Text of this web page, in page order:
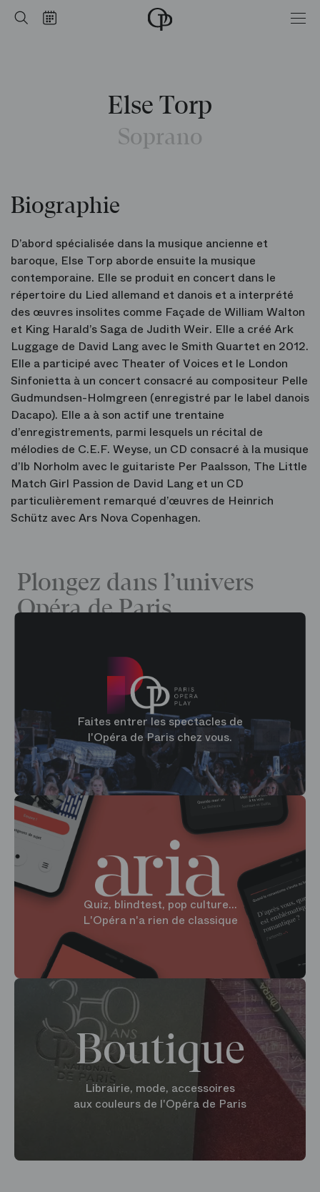
Rechercher
Calendrier Accueil
Else Torp
Soprano
Biographie
D’abord spécialisée dans la musique ancienne et
baroque, Else Torp aborde ensuite la musique
contemporaine. Elle se produit en concert dans le
répertoire du Lied allemand et danois et a interprété
des œuvres insolites comme Façade de William Walton
et King Harald’s Saga de Judith Weir. Elle a créé Ark
Luggage de David Lang avec le Smith Quartet en 2012.
Elle a participé avec Theater of Voices et le London
Sinfonietta à un concert consacré au compositeur Pelle
Gudmundsen-Holmgreen (enregistré par le label danois
Dacapo). Elle a à son actif une trentaine
d’enregistrements, parmi lesquels un récital de
mélodies de C.E.F. Weyse, un CD consacré à la musique
d’Ib Norholm avec le guitariste Per Paalsson, The Little
Match Girl Passion de David Lang et un CD
particulièrement remarqué d’œuvres de Heinrich
Schütz avec Ars Nova Copenhagen.
Plongez dans l’univers
Opéra de Paris
Faites entrer les spectacles de
l'Opéra de Paris chez vous.
Quiz, blindtest, pop culture...
L'Opéra n'a rien de classique
Boutique
Librairie, mode, accessoires
aux couleurs de l'Opéra de Paris